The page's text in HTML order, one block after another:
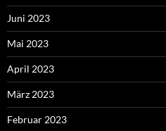
Juni 2023
Mai 2023
April 2023
März 2023
Februar 2023